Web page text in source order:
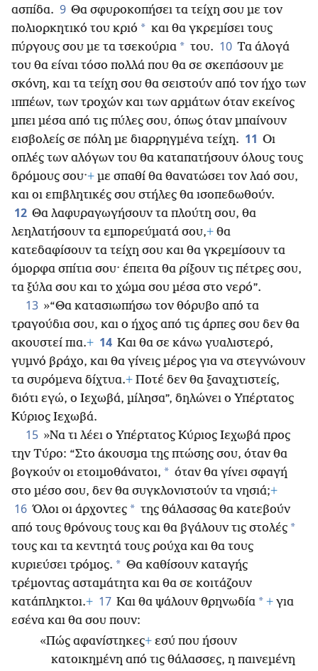
ασπίδα. 9 Θα σφυροκοπήσει τα τείχη σου με τον
πολιορκητικό του κριό * και θα γκρεμίσει τους
πύργους σου με τα τσεκούρια * του. 10 Τα άλογά
του θα είναι τόσο πολλά που θα σε σκεπάσουν με
σκόνη, και τα τείχη σου θα σειστούν από τον ήχο των
ιππέων, των τροχών και των αρμάτων όταν εκείνος
μπει μέσα από τις πύλες σου, όπως όταν μπαίνουν
εισβολείς σε πόλη με διαρρηγμένα τείχη. 11 Οι
οπλές των αλόγων του θα καταπατήσουν όλους τους
δρόμους σου·+ με σπαθί θα θανατώσει τον λαό σου,
και οι επιβλητικές σου στήλες θα ισοπεδωθούν.
12 Θα λαφυραγωγήσουν τα πλούτη σου, θα
λεηλατήσουν τα εμπορεύματά σου,+ θα
κατεδαφίσουν τα τείχη σου και θα γκρεμίσουν τα
όμορφα σπίτια σου· έπειτα θα ρίξουν τις πέτρες σου,
τα ξύλα σου και το χώμα σου μέσα στο νερό”.
13 »“Θα κατασιωπήσω τον θόρυβο από τα
τραγούδια σου, και ο ήχος από τις άρπες σου δεν θα
ακουστεί πια.+ 14 Και θα σε κάνω γυαλιστερό,
γυμνό βράχο, και θα γίνεις μέρος για να στεγνώνουν
τα συρόμενα δίχτυα.+ Ποτέ δεν θα ξαναχτιστείς,
διότι εγώ, ο Ιεχωβά, μίλησα”, δηλώνει ο Υπέρτατος
Κύριος Ιεχωβά.
15 »Να τι λέει ο Υπέρτατος Κύριος Ιεχωβά προς
την Τύρο: “Στο άκουσμα της πτώσης σου, όταν θα
βογκούν οι ετοιμοθάνατοι, * όταν θα γίνει σφαγή
στο μέσο σου, δεν θα συγκλονιστούν τα νησιά;+
16 Όλοι οι άρχοντες * της θάλασσας θα κατεβούν
από τους θρόνους τους και θα βγάλουν τις στολές *
τους και τα κεντητά τους ρούχα και θα τους
κυριεύσει τρόμος. * Θα καθίσουν καταγής
τρέμοντας ασταμάτητα και θα σε κοιτάζουν
κατάπληκτοι.+ 17 Και θα ψάλουν θρηνωδία * + για
εσένα και θα σου πουν:
«Πώς αφανίστηκες+ εσύ που ήσουν
κατοικημένη από τις θάλασσες, η παινεμένη